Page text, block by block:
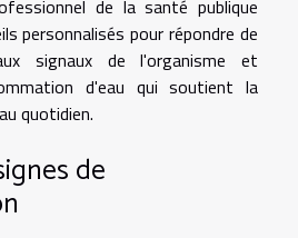
de la santé publique
personnalisés pour répondre de
signaux de l'organisme et
d'eau qui soutient la
quotidien.
de